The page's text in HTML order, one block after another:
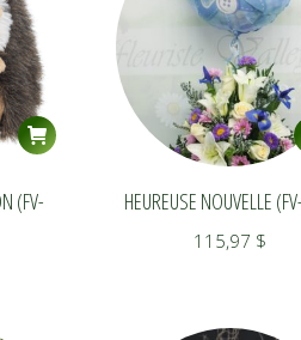
(FV-
HEUREUSE NOUVELLE
115,97 $